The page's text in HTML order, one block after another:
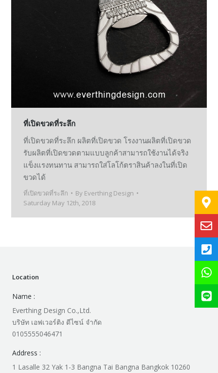
ที่เปิดขวดที่ระลึก
ที่เปิดขวดที่ระลึก ผลิตที่เปิดขวด โรงงานผลิตที่เปิดขวด
รับผลิตที่เปิดขวดตามแบบลูกค้าสามารถใช้งานได้จริง
แข็งแรงทนทาน สามารถใส่โลโก้ตราสินค้าลงในที่เปิด
ขวดได้
ที่เปิดขวดที่ระลึก By Everthing Design
Saturday May 12th, 2018
Location
Name :
Everthing Design Co.,Ltd.
บริษัท เอฟเวอร์ติง ดีไซน์ จำกัด
0105555046471
Address :
1 Lasalle 32 Yak 1-3 Bangna Tai Bangna Bangkok 10260